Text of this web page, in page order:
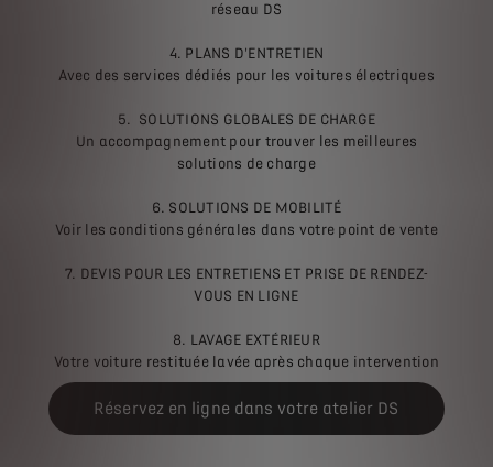
réseau DS
4. PLANS D'ENTRETIEN
Avec des services dédiés pour les voitures électriques
5. SOLUTIONS GLOBALES DE CHARGE
Un accompagnement pour trouver les meilleures
solutions de charge
6. SOLUTIONS DE MOBILITÉ
Voir les conditions générales dans votre point de vente
7. DEVIS POUR LES ENTRETIENS ET PRISE DE RENDEZ-
VOUS EN LIGNE
8. LAVAGE EXTÉRIEUR
Votre voiture restituée lavée après chaque intervention
Réservez en ligne dans votre atelier DS